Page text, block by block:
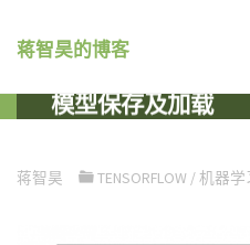
蒋智昊的博客
模型保存及加载
蒋智昊 TENSORFLOW /机器学